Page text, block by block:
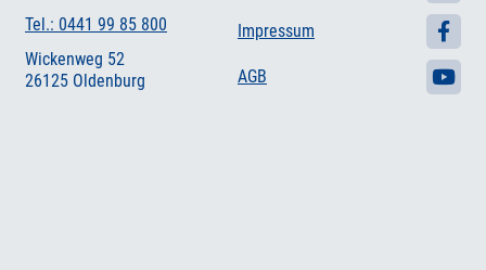
Tel.: 0441 99 85 800
Wickenweg 52
26125 Oldenburg
Impressum
AGB